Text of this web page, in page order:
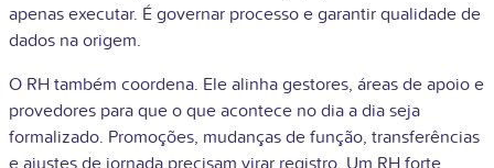
apenas executar. É governar processo e garantir qualidade de
dados na origem.
O RH também coordena. Ele alinha gestores, áreas de apoio e
provedores para que o que acontece no dia a dia seja
formalizado. Promoções, mudanças de função, transferências
e ajustes de jornada precisam virar registro. Um RH forte